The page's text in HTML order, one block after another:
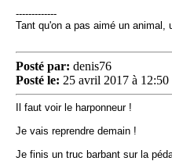
-------------
Tant qu'on a pas aimé un animal,
Posté par: denis76
Posté le: 25 avril 2017 à 12:50
Il faut voir le harponneur !
Je vais reprendre demain !
Je finis un truc barbant sur la